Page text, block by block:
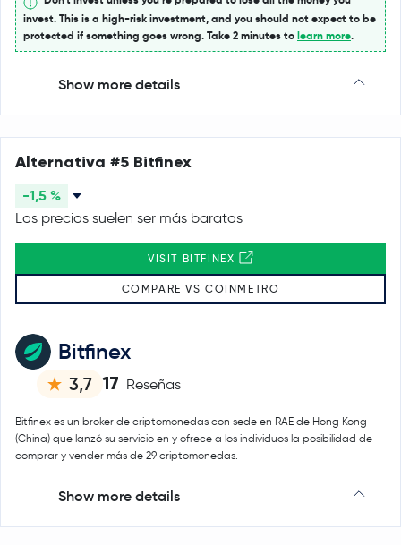
invest. This is a high-risk investment, and you should not expect to be
protected if something goes wrong. Take 2 minutes to learn more.
Show more details
Bitfinex
3,7 17 Reseñas
Bitfinex es un broker de criptomonedas con sede en RAE de Hong Kong
(China) que lanzó su servicio en y ofrece a los individuos la posibilidad de
comprar y vender más de 29 criptomonedas.
Show more details
Alternativa #5 Bitfinex
-1,5 %
Los precios suelen ser más baratos
VISIT BITFINEX
COMPARE VS COINMETRO